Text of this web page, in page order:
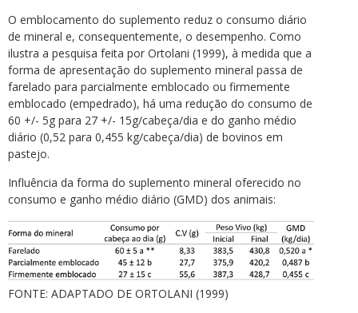
O emblocamento do suplemento reduz o consumo diário
de mineral e, consequentemente, o desempenho. Como
ilustra a pesquisa feita por Ortolani (1999), à medida que a
forma de apresentação do suplemento mineral passa de
farelado para parcialmente emblocado ou firmemente
emblocado (empedrado), há uma redução do consumo de
60 +/- 5g para 27 +/- 15g/cabeça/dia e do ganho médio
diário (0,52 para 0,455 kg/cabeça/dia) de bovinos em
pastejo.
Influência da forma do suplemento mineral oferecido no
consumo e ganho médio diário (GMD) dos animais:
FONTE: ADAPTADO DE ORTOLANI (1999)